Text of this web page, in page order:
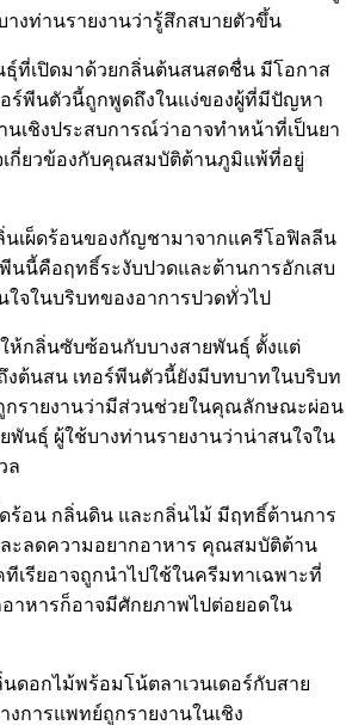
างท่านรายงานว่ารู้สึกสบายตัวขึ้น
ที่เปิดมาด้วยกลิ่นต้นสนสดชื่น มีโอกาส
ร์พีนตัวนี้ถูกพูดถึงในแง่ของผู้ที่มีปัญหา
นเชิงประสบการณ์ว่าอาจทำหน้าที่เป็นยา
กี่ยวข้องกับคุณสมบัติต้านภูมิแพ้ที่อยู่
เผ็ดร้อนของกัญชามาจากแครีโอฟิลลีน
นนี้คือฤทธิ์ระงับปวดและต้านการอักเสบ
จในบริบทของอาการปวดทั่วไป
ห้กลิ่นซับซ้อนกับบางสายพันธุ์ ตั้งแต่
งต้นสน เทอร์พีนตัวนี้ยังมีบทบาทในบริบท
กรายงานว่ามีส่วนช่วยในคุณลักษณะผ่อน
พันธุ์ ผู้ใช้บางท่านรายงานว่าน่าสนใจใน
ล
ร้อน กลิ่นดิน และกลิ่นไม้ มีฤทธิ์ต้านการ
ละลดความอยากอาหาร คุณสมบัติต้าน
เรียอาจถูกนำไปใช้ในครีมทาเฉพาะที่
าหารก็อาจมีศักยภาพไปต่อยอดใน
ดอกไม้พร้อมโน้ตลาเวนเดอร์กับสาย
ารแพทย์ถูกรายงานในเชิง